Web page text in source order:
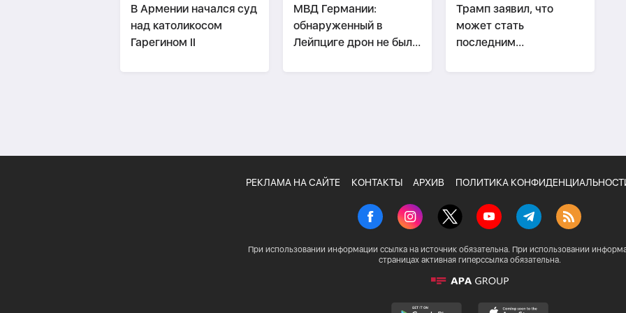
В Армении начался суд
над католикосом
Гарегином II
МВД Германии:
обнаруженный в
Лейпциге дрон не был
боеприпасов
Трамп заявил, что
может стать
последним
республиканцем
РЕКЛАМА НА САЙТЕ КОНТАКТЫ АРХИВ ПОЛИТИКА
При использовании информации ссылка на источник обязательна. При использовании
страницах активная гиперссылка обязательна.